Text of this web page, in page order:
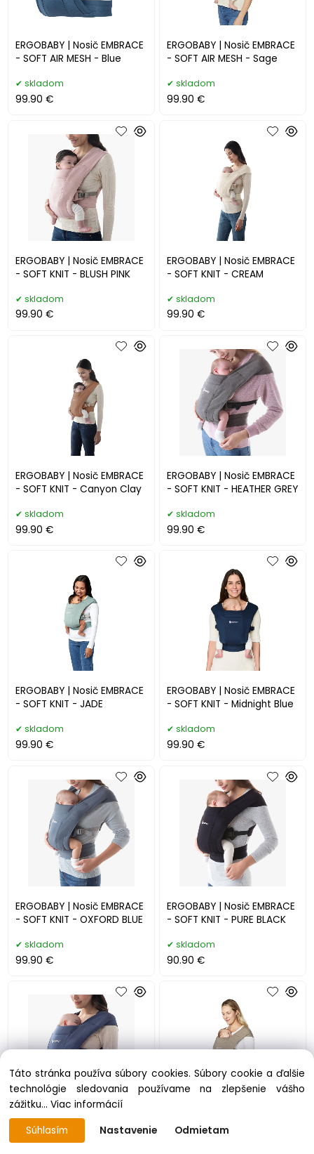
ERGOBABY | Nosič EMBRACE
- SOFT AIR MESH - Blue
skladom
99.90 €
ERGOBABY | Nosič EMBRACE
- SOFT AIR MESH - Sage
skladom
99.90 €
ERGOBABY | Nosič EMBRACE
- SOFT KNIT - BLUSH PINK
skladom
99.90 €
ERGOBABY | Nosič EMBRACE
- SOFT KNIT - CREAM
skladom
99.90 €
ERGOBABY | Nosič EMBRACE
- SOFT KNIT - Canyon Clay
skladom
99.90 €
ERGOBABY | Nosič EMBRACE
- SOFT KNIT - HEATHER GREY
skladom
99.90 €
ERGOBABY | Nosič EMBRACE
- SOFT KNIT - JADE
skladom
99.90 €
ERGOBABY | Nosič EMBRACE
- SOFT KNIT - Midnight Blue
skladom
99.90 €
ERGOBABY | Nosič EMBRACE
- SOFT KNIT - OXFORD BLUE
skladom
99.90 €
ERGOBABY | Nosič EMBRACE
- SOFT KNIT - PURE BLACK
skladom
90.90 €
ERGOBABY | Nosič EMBRACE
- SOFT KNIT - SOFT NAVY
- SOFT KNIT - SOFT OLIVE
Táto stránka používa súbory cookies. Súbory cookie a ďalšie
technológie sledovania používame na zlepšenie vášho
zážitku... Viac informácií
Súhlasím
Nastavenie Odmietam